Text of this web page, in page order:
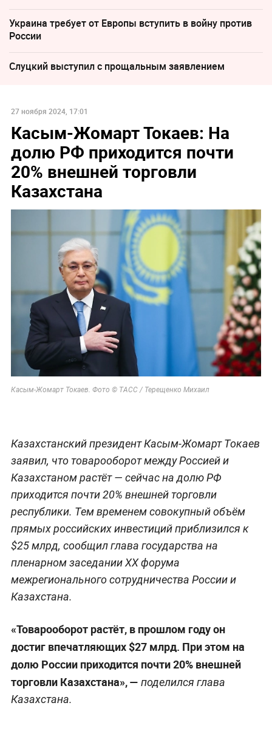
Украина требует от Европы вступить в войну против
России
Слуцкий выступил с прощальным заявлением
27 ноября 2024, 17:01
Касым-Жомарт Токаев: На
долю РФ приходится почти
20% внешней торговли
Казахстана
Касым-Жомарт Токаев. Фото © ТАСС / Терещенко Михаил
Казахстанский президент Касым-Жомарт Токаев
заявил, что товарооборот между Россией и
Казахстаном растёт — сейчас на долю РФ
приходится почти 20% внешней торговли
республики. Тем временем совокупный объём
прямых российских инвестиций приблизился к
$25 млрд, сообщил глава государства на
пленарном заседании ХХ форума
межрегионального сотрудничества России и
Казахстана.
«Товарооборот растёт, в прошлом году он
достиг впечатляющих $27 млрд. При этом на
долю России приходится почти 20% внешней
торговли Казахстана», — поделился глава
Казахстана.